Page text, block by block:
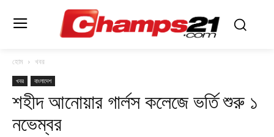
হোম খবর
খবর বাংলাদেশ
শহীদ আনোয়ার গার্লস কলেজে ভর্তি শুরু ১
নভেম্বর